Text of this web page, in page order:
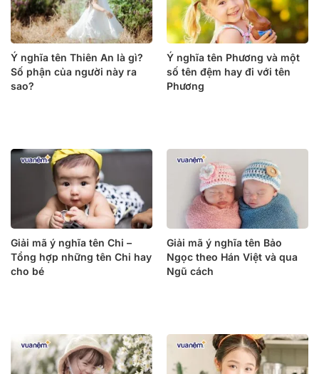
Ý nghĩa tên Thiên An là gì?
Số phận của người này ra
sao?
Ý nghĩa tên Phương và một
số tên đệm hay đi với tên
Phương
Giải mã ý nghĩa tên Chi –
Tổng hợp những tên Chi hay
cho bé
Giải mã ý nghĩa tên Bảo
Ngọc theo Hán Việt và qua
Ngũ cách